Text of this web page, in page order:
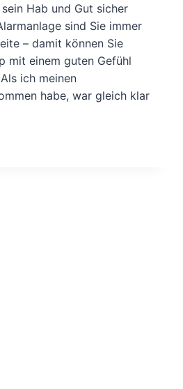
Hab und Gut sicher
sind Sie immer
– damit können Sie
mit einem guten Gefühl
ich meinen
habe, war gleich klar